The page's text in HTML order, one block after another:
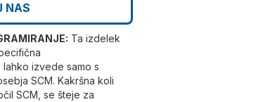
NAS
Ta izdelek
izvede samo s
SCM. Kakršna koli
SCM, se šteje za